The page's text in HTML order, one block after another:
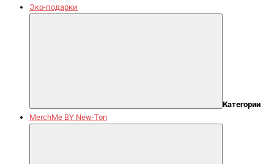
Эко-подарки
Категории
MerchMe BY New-Ton